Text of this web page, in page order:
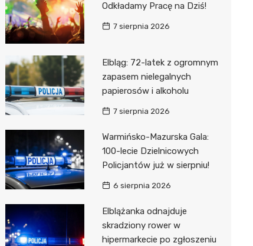
Odkładamy Pracę na Dziś!
7 sierpnia 2026
Elbląg: 72-latek z ogromnym
zapasem nielegalnych
papierosów i alkoholu
7 sierpnia 2026
Warmińsko-Mazurska Gala:
100-lecie Dzielnicowych
Policjantów już w sierpniu!
6 sierpnia 2026
Elblążanka odnajduje
skradziony rower w
hipermarkecie po zgłoszeniu